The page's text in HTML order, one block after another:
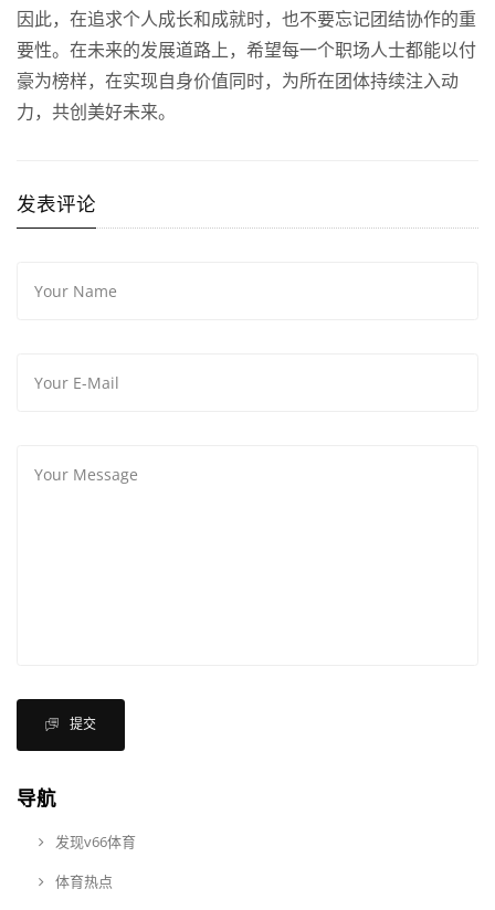
因此，在追求个人成长和成就时，也不要忘记团结协作的重
要性。在未来的发展道路上，希望每一个职场人士都能以付
豪为榜样，在实现自身价值同时，为所在团体持续注入动
力，共创美好未来。
发表评论
提交
导航
发现v66体育
体育热点